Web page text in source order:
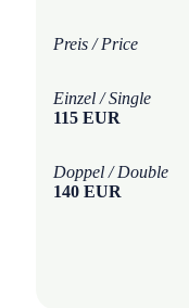
Preis / Price
Einzel / Single
115 EUR
Doppel / Double
140 EUR